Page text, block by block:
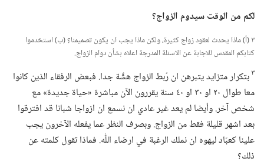
لكم من الوقت سيدوم الزواج؟‏
٣ (‏أ)‏ ماذا يحدث لعقود زواج كثيرة،‏ ولكن ماذا يجب ان يكون تصميمنا؟‏ (‏ب)‏ استخدموا
كتابكم المقدس للاجابة عن الاسئلة المدرجة اعلاه بشأن دوام الزواج.‏
٣بتكرار متزايد يتبرهن ان رُبط الزواج هشَّة جدا.‏ فبعض الرفقاء الذين كانوا
معا طوال ٢٠ او ٣٠ او ٤٠ سنة يقررون الآن مباشرة «حياة جديدة» مع
شخص آخر.‏ وأيضا لم يعد غير عادي ان نسمع ان ازواجا شبانا قد افترقوا
بعد اشهر قليلة فقط من الزواج.‏ وبصرف النظر عما يفعله الآخرون يجب
علينا كعبّاد ليهوه ان نملك الرغبة في ارضاء اللّٰه.‏ فماذا تقول كلمته عن
ذلك؟‏